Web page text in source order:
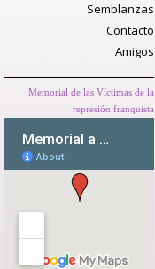
Semblanzas
Contacto
Amigos
Memorial de las Víctimas de la
represión franquista